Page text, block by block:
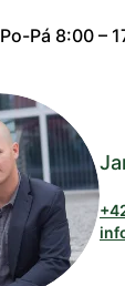
Po-Pá 8:00 –